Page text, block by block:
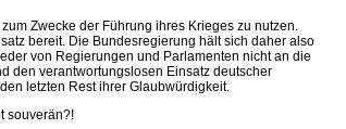
Zwecke der Führung ihres Krieges zu nutzen.
bereit. Die Bundesregierung hält sich daher also
von Regierungen und Parlamenten nicht an die
den verantwortungslosen Einsatz deutscher
letzten Rest ihrer Glaubwürdigkeit.
souverän?!